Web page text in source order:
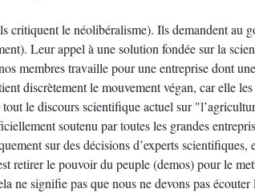
critiquent le néolibéralisme). Ils demandent au
Leur appel à une solution fondée sur la
membres travaille pour une entreprise dont
discrètement le mouvement végan, car elle
le discours scientifique actuel sur
soutenu par toutes les grandes
sur des décisions d’experts scientifiques,
retirer le pouvoir du peuple (demos) pour le
ne signifie pas que nous ne devons pas écouter